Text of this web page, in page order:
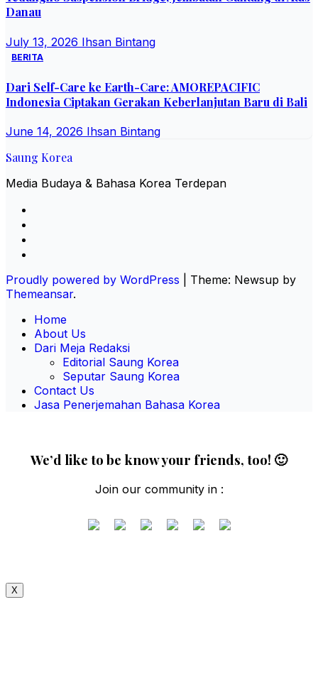
Danau
July 13, 2026 Ihsan Bintang
BERITA
Dari Self-Care ke Earth-Care: AMOREPACIFIC
Indonesia Ciptakan Gerakan Keberlanjutan Baru di Bali
June 14, 2026 Ihsan Bintang
Saung Korea
Media Budaya & Bahasa Korea Terdepan
Proudly powered by WordPress
Theme: Newsup by
Themeansar.
Home
About Us
Dari Meja Redaksi
Editorial Saung Korea
Seputar Saung Korea
Contact Us
Jasa Penerjemahan Bahasa Korea
We’d like to be know your friends, too! 🙂
Join our community in :
X